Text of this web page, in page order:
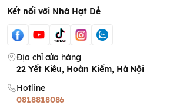
Kết nối với Nhà Hạt Dẻ
Địa chỉ cửa hàng
22 Yết Kiêu, Hoàn Kiếm, Hà Nội
Hotline
0818818086